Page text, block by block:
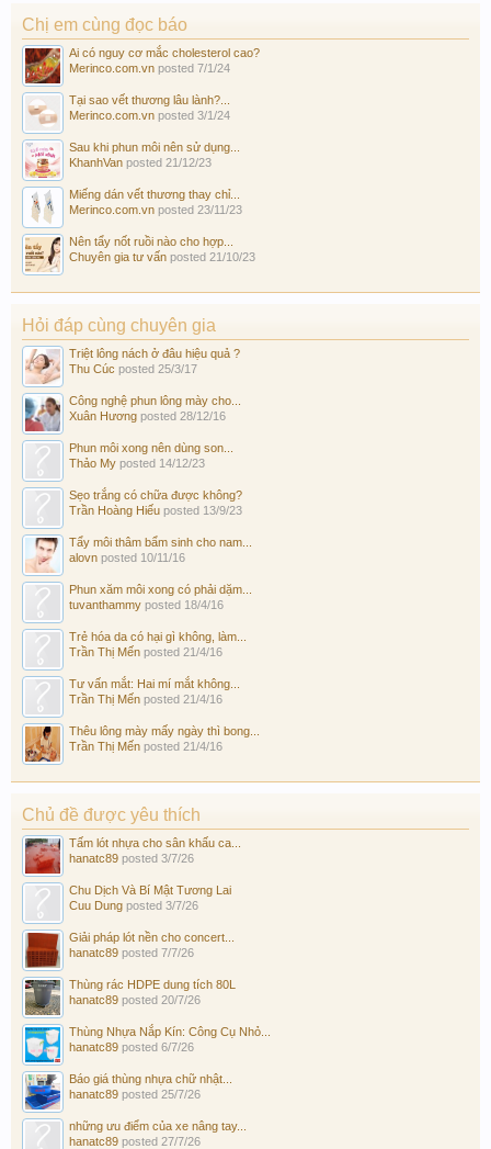
Chị em cùng đọc báo
Ai có nguy cơ mắc cholesterol cao?
Merinco.com.vn posted 7/1/24
Tại sao vết thương lâu lành?...
Merinco.com.vn posted 3/1/24
Sau khi phun môi nên sử dụng...
KhanhVan posted 21/12/23
Miếng dán vết thương thay chỉ...
Merinco.com.vn posted 23/11/23
Nên tẩy nốt ruồi nào cho hợp...
Chuyên gia tư vấn posted 21/10/23
Hỏi đáp cùng chuyên gia
Triệt lông nách ở đâu hiệu quả ?
Thu Cúc posted 25/3/17
Công nghệ phun lông mày cho...
Xuân Hương posted 28/12/16
Phun môi xong nên dùng son...
Thảo My posted 14/12/23
Sẹo trắng có chữa được không?
Trần Hoàng Hiếu posted 13/9/23
Tẩy môi thâm bẩm sinh cho nam...
alovn posted 10/11/16
Phun xăm môi xong có phải dặm...
tuvanthammy posted 18/4/16
Trẻ hóa da có hại gì không, làm...
Trần Thị Mến posted 21/4/16
Tư vấn mắt: Hai mí mắt không...
Trần Thị Mến posted 21/4/16
Thêu lông mày mấy ngày thì bong...
Trần Thị Mến posted 21/4/16
Chủ đề được yêu thích
Tấm lót nhựa cho sân khấu ca...
hanatc89 posted 3/7/26
Chu Dịch Và Bí Mật Tương Lai
Cuu Dung posted 3/7/26
Giải pháp lót nền cho concert...
hanatc89 posted 7/7/26
Thùng rác HDPE dung tích 80L
hanatc89 posted 20/7/26
Thùng Nhựa Nắp Kín: Công Cụ Nhỏ...
hanatc89 posted 6/7/26
Báo giá thùng nhựa chữ nhật...
hanatc89 posted 25/7/26
những ưu điểm của xe nâng tay...
hanatc89 posted 27/7/26